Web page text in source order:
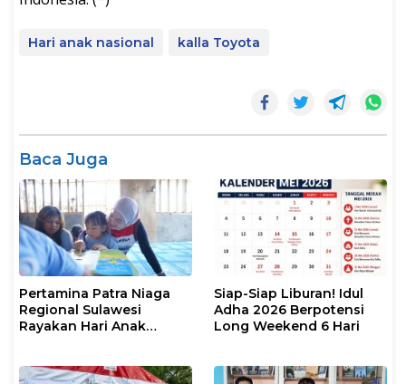
Hari anak nasional kalla Toyota
Baca Juga
Pertamina Patra Niaga
Regional Sulawesi
Rayakan Hari Anak
Tumbuh Generasi
Siap-Siap Liburan! Idul
Adha 2026 Berpotensi
Long Weekend 6 Hari